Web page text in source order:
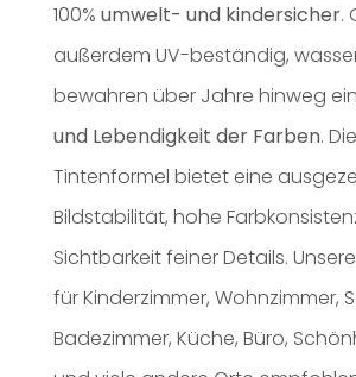
100% umwelt- und kindersicher.
außerdem UV-beständig,
bewahren über Jahre hinweg
und Lebendigkeit der Farben.
Tintenformel bietet eine
Bildstabilität, hohe
Sichtbarkeit feiner Details.
für Kinderzimmer, Wohnzimmer,
Badezimmer, Küche, Büro,